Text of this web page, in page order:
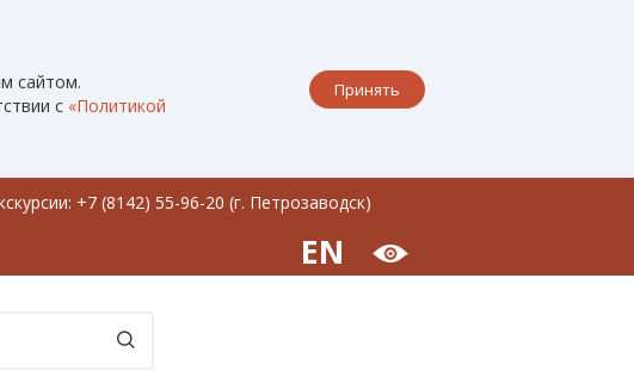
сайтом.
с «Политикой
Принять
+7 (8142) 55-96-20 (г. Петрозаводск)
EN